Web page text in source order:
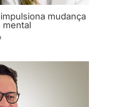
mudança
mental